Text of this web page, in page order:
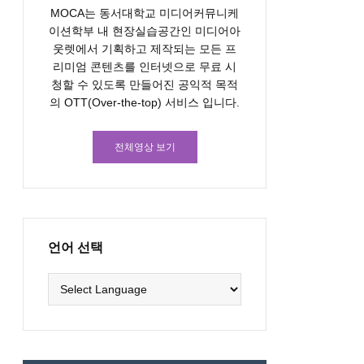
MOCA는 동서대학교 미디어커뮤니케
이션학부 내 현장실습공간인 미디어아
웃렛에서 기획하고 제작되는 모든 프
리미엄 콘텐츠를 인터넷으로 무료 시
청할 수 있도록 만들어진 공익적 목적
의 OTT(Over-the-top) 서비스 입니다.
전체영상 보기
언어 선택